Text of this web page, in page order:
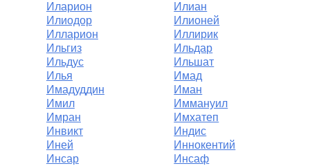
Иларион
Илиан
Илиодор
Илионей
Илларион
Иллирик
Ильгиз
Ильдар
Ильдус
Ильшат
Илья
Имад
Имадуддин
Иман
Имил
Иммануил
Имран
Имхатеп
Инвикт
Индис
Иней
Иннокентий
Инсар
Инсаф